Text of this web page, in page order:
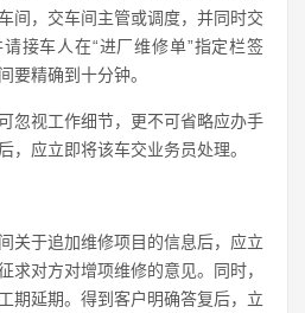
间，交车间主管或调度，并同时交
接车人在“进厂维修单”指定栏签
要精确到十分钟。
忽视工作细节，更不可省略应办手
，应立即将该车交业务员处理。
关于追加维修项目的信息后，应立
求对方对增项维修的意见。同时，
期延期。得到客户明确答复后，立